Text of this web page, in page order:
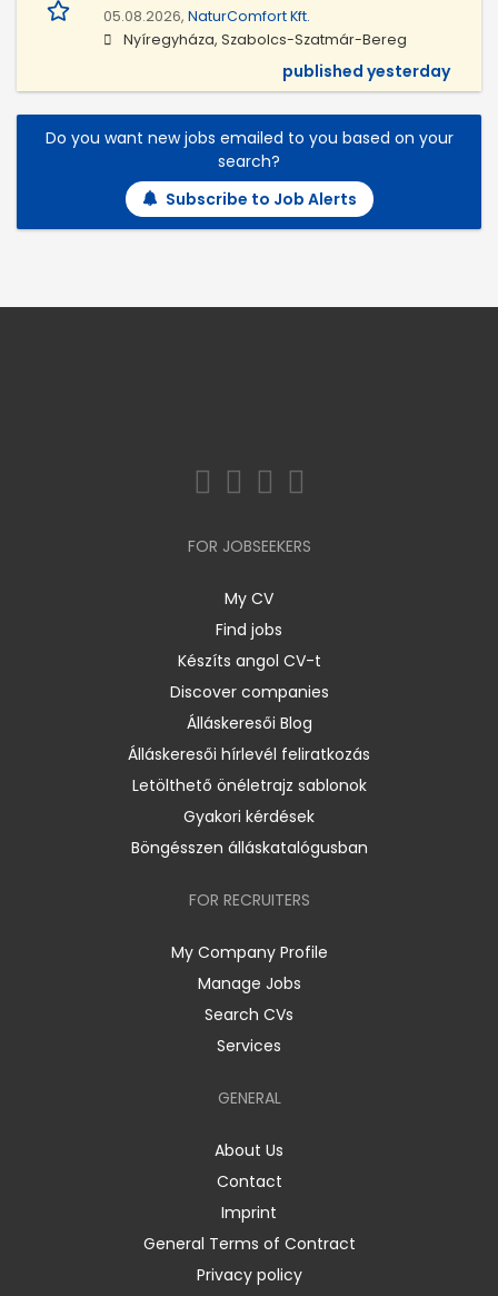
05.08.2026, NaturComfort Kft.
Nyíregyháza, Szabolcs-Szatmár-Bereg
published yesterday
Do you want new jobs emailed to you based on your
search?
Subscribe to Job Alerts
FOR JOBSEEKERS
My CV
Find jobs
Készíts angol CV-t
Discover companies
Álláskeresői Blog
Álláskeresői hírlevél feliratkozás
Letölthető önéletrajz sablonok
Gyakori kérdések
Böngésszen álláskatalógusban
FOR RECRUITERS
My Company Profile
Manage Jobs
Search CVs
Services
GENERAL
About Us
Contact
Imprint
General Terms of Contract
Privacy policy